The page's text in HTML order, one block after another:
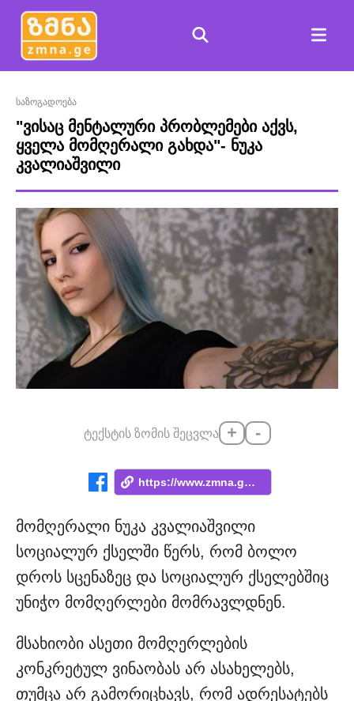
საზოგადოება
"ვისაც მენტალური პრობლემები აქვს,
ყველა მომღერალი გახდა"- ნუკა
კვალიაშვილი
ტექსტის ზომის შეცვლა + -
https://www.zmna.ge/news/visats-mentalur...
მომღერალი ნუკა კვალიაშვილი
სოციალურ ქსელში წერს, რომ ბოლო
დროს სცენაზეც და სოციალურ ქსელებშიც
უნიჭო მომღერლები მომრავლდნენ.
მსახიობი ასეთი მომღერლების
კონკრეტულ ვინაობას არ ასახელებს,
თუმცა არ გამორიცხავს, რომ ადრესატებს